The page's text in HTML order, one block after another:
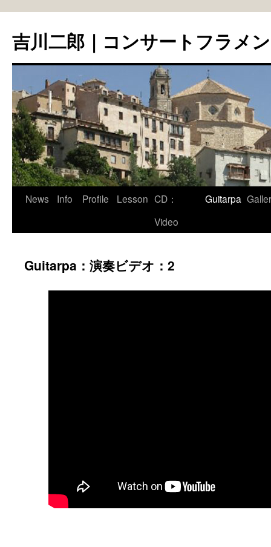
テ
ン
キ
ッ
プ
吉川二郎｜コンサートフラメ
News Info Profile Lesson CD：
Video
Guitarpa
Guitarpa：演奏ビデオ：2